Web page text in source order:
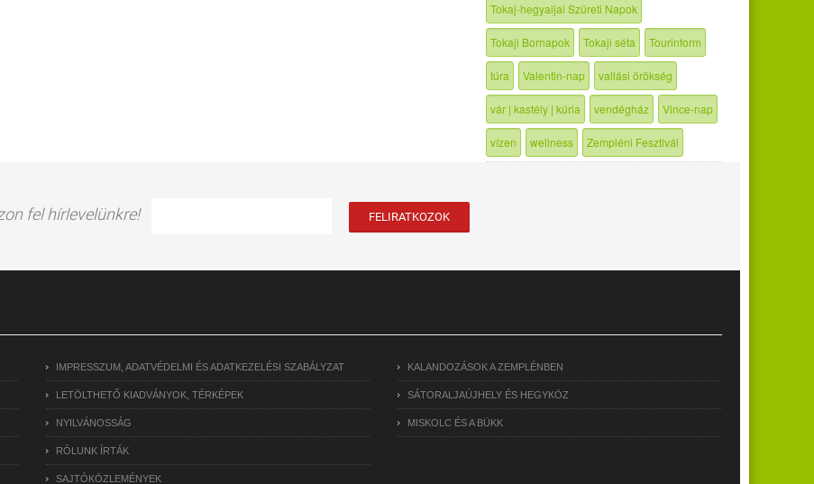
Tokaj-hegyaljai Szüreti Napok
Tokaji Bornapok Tokaji séta Tourinform
túra Valentin-nap vallási örökség
vár | kastély | kúria vendégház Vince-nap
vízen wellness Zempléni Fesztivál
fel hírlevelünkre!
IMPRESSZUM, ADATVÉDELMI ÉS ADATKEZELÉSI SZABÁLYZAT
LETÖLTHETŐ KIADVÁNYOK, TÉRKÉPEK
NYILVÁNOSSÁG
RÓLUNK ÍRTÁK
SAJTÓKÖZLEMÉNYEK
KALANDOZÁSOK A ZEMPLÉNBEN
SÁTORALJAÚJHELY ÉS HEGYKÖZ
MISKOLC ÉS A BÜKK